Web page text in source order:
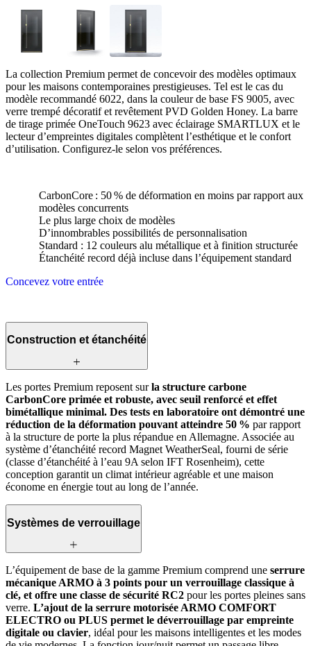
La collection Premium permet de concevoir des modèles optimaux
pour les maisons contemporaines prestigieuses. Tel est le cas du
modèle recommandé 6022, dans la couleur de base FS 9005, avec
verre trempé décoratif et revêtement PVD Golden Honey. La barre
de tirage primée OneTouch 9623 avec éclairage SMARTLUX et le
lecteur d’empreintes digitales complètent l’esthétique et le confort
d’utilisation. Configurez-le selon vos préférences.
CarbonCore : 50 % de déformation en moins par rapport aux
modèles concurrents
Le plus large choix de modèles
D’innombrables possibilités de personnalisation
Standard : 12 couleurs alu métallique et à finition structurée
Étanchéité record déjà incluse dans l’équipement standard
Concevez votre entrée
Construction et étanchéité
Les portes Premium reposent surla structure carbone
CarbonCore primée et robuste, avec seuil renforcé et effet
bimétallique minimal. Des tests en laboratoire ont démontré une
réduction de la déformation pouvant atteindre 50 % par rapport
à la structure de porte la plus répandue en Allemagne. Associée au
système d’étanchéité record Magnet WeatherSeal, fourni de série
(classe d’étanchéité à l’eau 9A selon IFT Rosenheim), cette
conception garantit un climat intérieur agréable et une maison
économe en énergie tout au long de l’année.
Systèmes de verrouillage
L’équipement de base de la gamme Premium comprend une serrure
mécanique ARMO à 3 points pour un verrouillage classique à
clé, et offre une classe de sécurité RC2 pour les portes pleines sans
verre. L’ajout de la serrure motorisée ARMO COMFORT
ELECTRO ou PLUS permet le déverrouillage par empreinte
digitale ou clavier, idéal pour les maisons intelligentes et les modes